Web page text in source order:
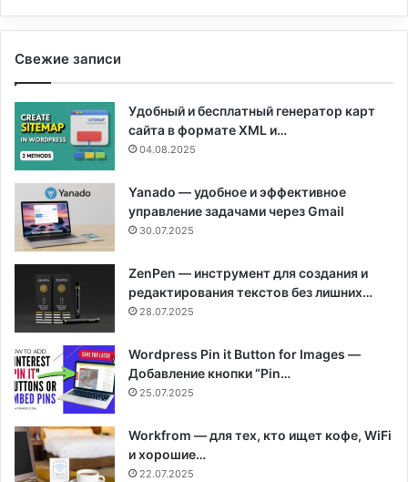
Свежие записи
Удобный и бесплатный генератор карт
сайта в формате XML и…
04.08.2025
Yanado — удобное и эффективное
управление задачами через Gmail
30.07.2025
ZenPen — инструмент для создания и
редактирования текстов без лишних…
28.07.2025
Wordpress Pin it Button for Images —
Добавление кнопки “Pin…
25.07.2025
Workfrom — для тех, кто ищет кофе, WiFi
и хорошие…
22.07.2025